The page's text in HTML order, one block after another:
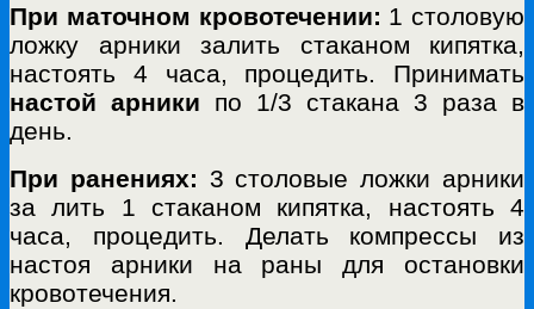
При маточном кровотечении: 1 столовую
ложку арники залить стаканом кипятка,
настоять 4 часа, процедить. Принимать
настой арники по 1/3 стакана 3 раза в
день.
При ранениях: 3 столовые ложки арники
за лить 1 стаканом кипятка, настоять 4
часа, процедить. Делать компрессы из
настоя арники на раны для остановки
кровотечения.